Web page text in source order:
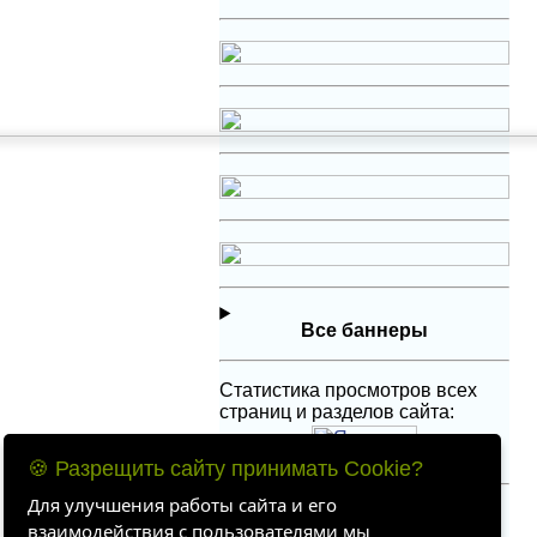
Все баннеры
Статистика просмотров всех
страниц и разделов сайта:
Служебный
🍪 Разрещить сайту принимать Cookie?
Для улучшения работы сайта и его
взаимодействия с пользователями мы